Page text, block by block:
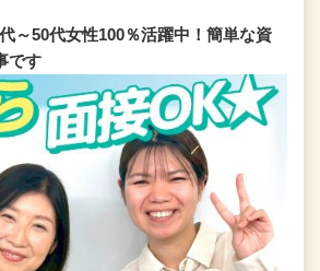
～50代女性100％活躍中！簡単な資
です